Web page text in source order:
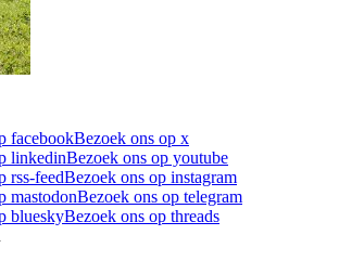
facebookBezoek ons op x
linkedinBezoek ons op youtube
rss-feedBezoek ons op instagram
mastodonBezoek ons op telegram
blueskyBezoek ons op threads